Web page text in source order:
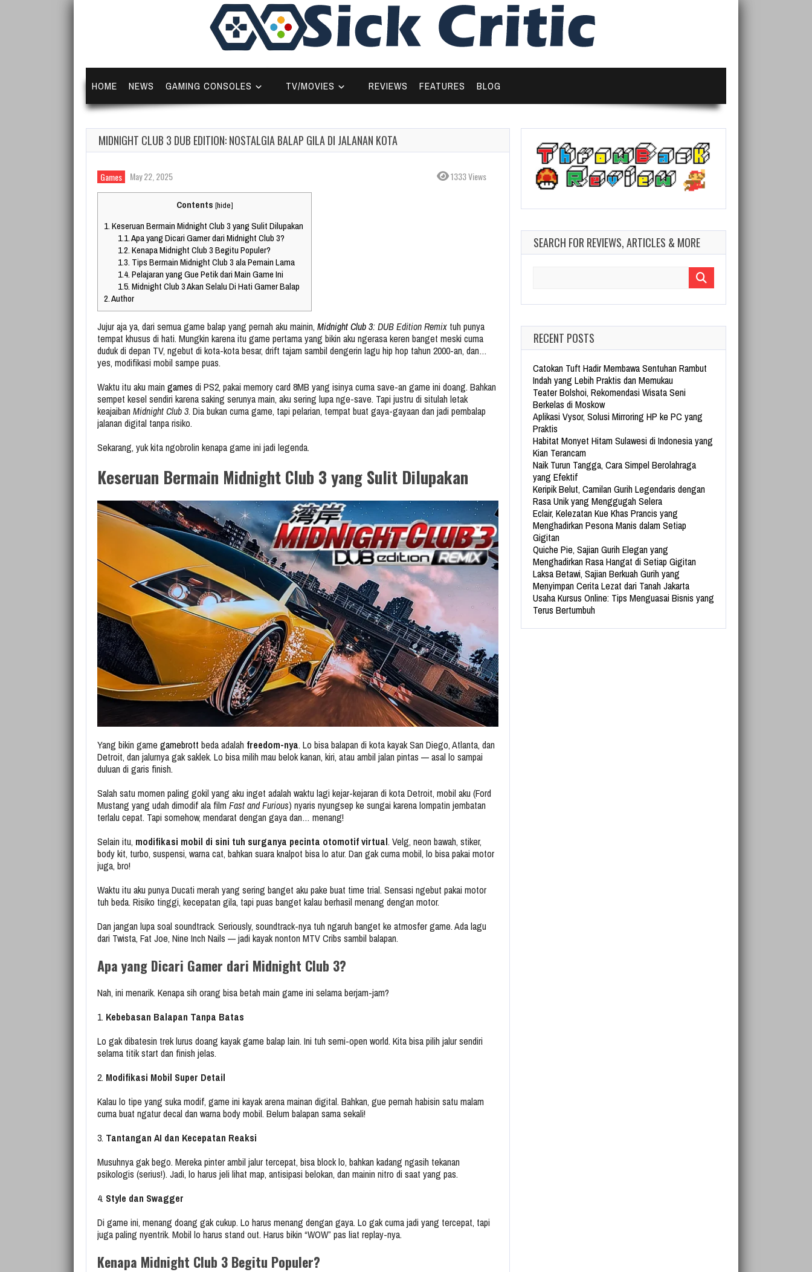
HOME NEWS GAMING CONSOLES TV/MOVIES REVIEWS FEATURES BLOG
MIDNIGHT CLUB 3 DUB EDITION: NOSTALGIA BALAP GILA DI JALANAN KOTA
Games May 22, 2025 1333 Views
Contents [hide]
1.Keseruan Bermain Midnight Club 3 yang Sulit Dilupakan
1.1.Apa yang Dicari Gamer dari Midnight Club 3?
1.2.Kenapa Midnight Club 3 Begitu Populer?
1.3. Tips Bermain Midnight Club 3 ala Pemain Lama
1.4.Pelajaran yang Gue Petik dari Main Game Ini
1.5.Midnight Club 3 Akan Selalu Di Hati Gamer Balap
2.Author
Jujur aja ya, dari semua game balap yang pernah aku mainin, Midnight Club 3: DUB Edition Remix tuh punya
tempat khusus di hati. Mungkin karena itu game pertama yang bikin aku ngerasa keren banget meski cuma
duduk di depan TV, ngebut di kota-kota besar, drift tajam sambil dengerin lagu hip hop tahun 2000-an, dan…
yes, modifikasi mobil sampe puas.
Waktu itu aku main games di PS2, pakai memory card 8MB yang isinya cuma save-an game ini doang. Bahkan
sempet kesel sendiri karena saking serunya main, aku sering lupa nge-save. Tapi justru di situlah letak
keajaiban Midnight Club 3. Dia bukan cuma game, tapi pelarian, tempat buat gaya-gayaan dan jadi pembalap
jalanan digital tanpa risiko.
Sekarang, yuk kita ngobrolin kenapa game ini jadi legenda.
Keseruan Bermain Midnight Club 3 yang Sulit Dilupakan
Yang bikin game gamebrott beda adalah freedom-nya. Lo bisa balapan di kota kayak San Diego, Atlanta, dan
Detroit, dan jalurnya gak saklek. Lo bisa milih mau belok kanan, kiri, atau ambil jalan pintas — asal lo sampai
duluan di garis finish.
Salah satu momen paling gokil yang aku inget adalah waktu lagi kejar-kejaran di kota Detroit, mobil aku (Ford
Mustang yang udah dimodif ala film Fast and Furious) nyaris nyungsep ke sungai karena lompatin jembatan
terlalu cepat. Tapi somehow, mendarat dengan gaya dan… menang!
Selain itu, modifikasi mobil di sini tuh surganya pecinta otomotif virtual. Velg, neon bawah, stiker,
body kit, turbo, suspensi, warna cat, bahkan suara knalpot bisa lo atur. Dan gak cuma mobil, lo bisa pakai motor
juga, bro!
Waktu itu aku punya Ducati merah yang sering banget aku pake buat time trial. Sensasi ngebut pakai motor
tuh beda. Risiko tinggi, kecepatan gila, tapi puas banget kalau berhasil menang dengan motor.
Dan jangan lupa soal soundtrack. Seriously, soundtrack-nya tuh ngaruh banget ke atmosfer game. Ada lagu
dari Twista, Fat Joe, Nine Inch Nails — jadi kayak nonton MTV Cribs sambil balapan.
Apa yang Dicari Gamer dari Midnight Club 3?
Nah, ini menarik. Kenapa sih orang bisa betah main game ini selama berjam-jam?
1. Kebebasan Balapan Tanpa Batas
Lo gak dibatesin trek lurus doang kayak game balap lain. Ini tuh semi-open world. Kita bisa pilih jalur sendiri
selama titik start dan finish jelas.
2. Modifikasi Mobil Super Detail
Kalau lo tipe yang suka modif, game ini kayak arena mainan digital. Bahkan, gue pernah habisin satu malam
cuma buat ngatur decal dan warna body mobil. Belum balapan sama sekali!
3. Tantangan AI dan Kecepatan Reaksi
Musuhnya gak bego. Mereka pinter ambil jalur tercepat, bisa block lo, bahkan kadang ngasih tekanan
psikologis (serius!). Jadi, lo harus jeli lihat map, antisipasi belokan, dan mainin nitro di saat yang pas.
4. Style dan Swagger
Di game ini, menang doang gak cukup. Lo harus menang dengan gaya. Lo gak cuma jadi yang tercepat, tapi
juga paling nyentrik. Mobil lo harus stand out. Harus bikin “WOW” pas liat replay-nya.
Kenapa Midnight Club 3 Begitu Populer?
SEARCH FOR REVIEWS, ARTICLES & MORE
RECENT POSTS
Catokan Tuft Hadir Membawa Sentuhan Rambut
Indah yang Lebih Praktis dan Memukau
Teater Bolshoi, Rekomendasi Wisata Seni
Berkelas di Moskow
Aplikasi Vysor, Solusi Mirroring HP ke PC yang
Praktis
Habitat Monyet Hitam Sulawesi di Indonesia yang
Kian Terancam
Naik Turun Tangga, Cara Simpel Berolahraga
yang Efektif
Keripik Belut, Camilan Gurih Legendaris dengan
Rasa Unik yang Menggugah Selera
Eclair, Kelezatan Kue Khas Prancis yang
Menghadirkan Pesona Manis dalam Setiap
Gigitan
Quiche Pie, Sajian Gurih Elegan yang
Menghadirkan Rasa Hangat di Setiap Gigitan
Laksa Betawi, Sajian Berkuah Gurih yang
Menyimpan Cerita Lezat dari Tanah Jakarta
Usaha Kursus Online: Tips Menguasai Bisnis yang
Terus Bertumbuh